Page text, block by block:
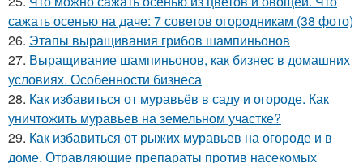
сажать осенью на даче: 7 советов огородникам (38 фото)
26. Этапы выращивания грибов шампиньонов
27. Выращивание шампиньонов, как бизнес в домашних
условиях. Особенности бизнеса
28. Как избавиться от муравьёв в саду и огороде. Как
уничтожить муравьев на земельном участке?
29. Как избавиться от рыжих муравьев на огороде и в
доме. Отравляющие препараты против насекомых